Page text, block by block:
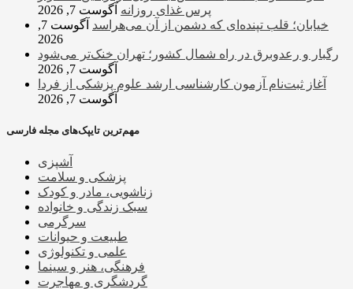
پرس غذای روزانه آگوست 7, 2026
خیابان؛ قلب تپنده‌ای که دشمن از آن می‌هراسد
آگوست 7,
2026
رگبار و رعدوبرق در راه شمال کشور؛ تهران خنک‌تر می‌شود
آگوست 7, 2026
آغاز ثبت‌نام‌ آزمون کارشناسی ارشد علوم پزشکی از فردا
آگوست 7, 2026
مهم‌ترین تایپک‌های مجله فارسی
آشپزی
پزشکی و سلامت
زناشویی، مادر و کودک
سبک زندگی و خانواده
سرگرمی
طبیعت و حیوانات
علمی و تکنولوژی
فرهنگی، هنر و سینما
گردشگری و مهاجرت